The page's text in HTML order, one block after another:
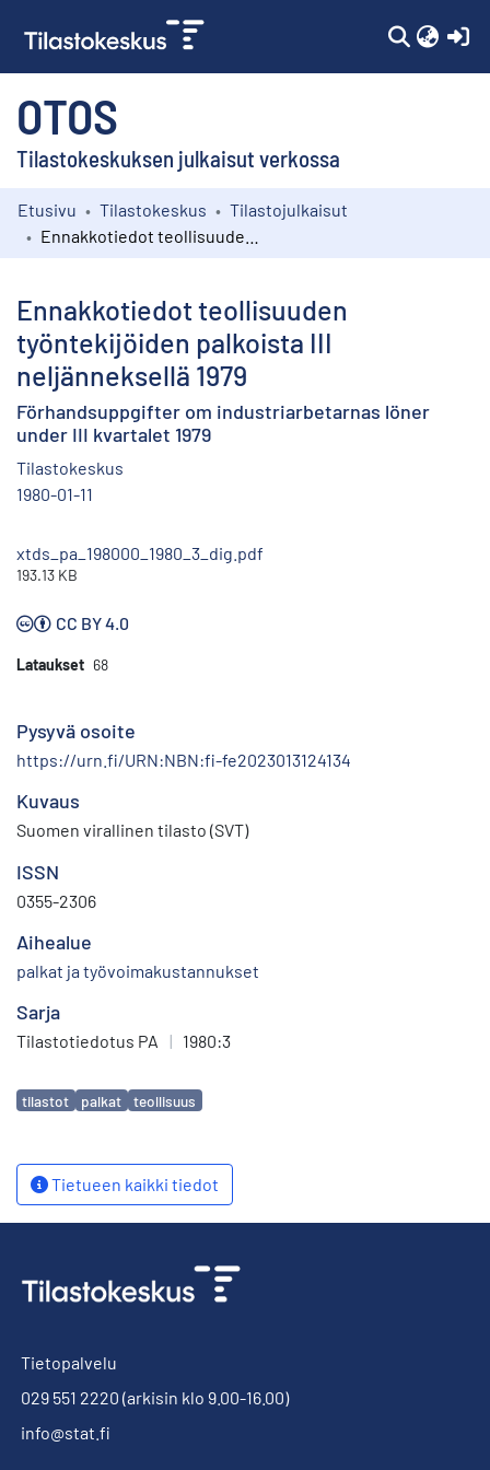
OTOS
Tilastokeskuksen julkaisut verkossa
Kokoelmat
Etusivu Tilastokeskus
Tilastojulkaisut
Ennakkotiedot teollisuuden
työntekijöiden palkoista III
neljänneksellä 1979
Förhandsuppgifter om industriarbetarnas löner
under III kvartalet 1979
Tilastokeskus
1980-01-11
xtds_pa_198000_1980_3_dig.pdf
193.13 KB
CC BY 4.0
Lataukset 68
Pysyvä osoite
https://urn.fi/URN:NBN:fi-fe2023013124134
Kuvaus
Suomen virallinen tilasto (SVT)
ISSN
0355-2306
Aihealue
palkat ja työvoimakustannukset
Sarja
Tilastotiedotus PA | 1980:3
Avainsanat
tilastot palkat teollisuus
Tietueen kaikki tiedot
Tietopalvelu
029 551 2220 (arkisin klo 9.00-16.00)
info@stat.fi